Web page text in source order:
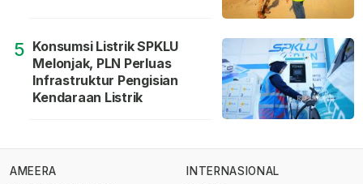
5 Konsumsi Listrik SPKLU
Melonjak, PLN Perluas
Infrastruktur Pengisian
Kendaraan Listrik
AMEERA
INTERNASIONAL